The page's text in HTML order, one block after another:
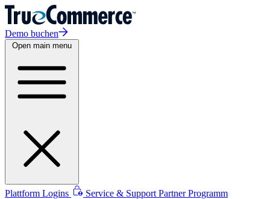
Demo buchen
Open main menu
Plattform Logins Service & Support Partner Programm